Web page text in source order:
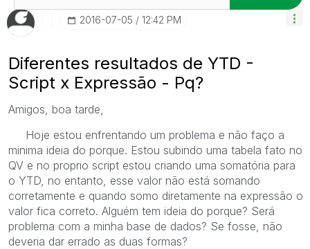
‎2016-07-05 12:42 PM
Diferentes resultados de YTD -
Script x Expressão - Pq?
Amigos, boa tarde,
Hoje estou enfrentando um problema e não faço a
minima ideia do porque. Estou subindo uma tabela fato no
QV e no proprio script estou criando uma somatória para
o YTD, no entanto, esse valor não está somando
corretamente e quando somo diretamente na expressão o
valor fica correto. Alguém tem ideia do porque? Será
problema com a minha base de dados? Se fosse, não
deveria dar errado as duas formas?